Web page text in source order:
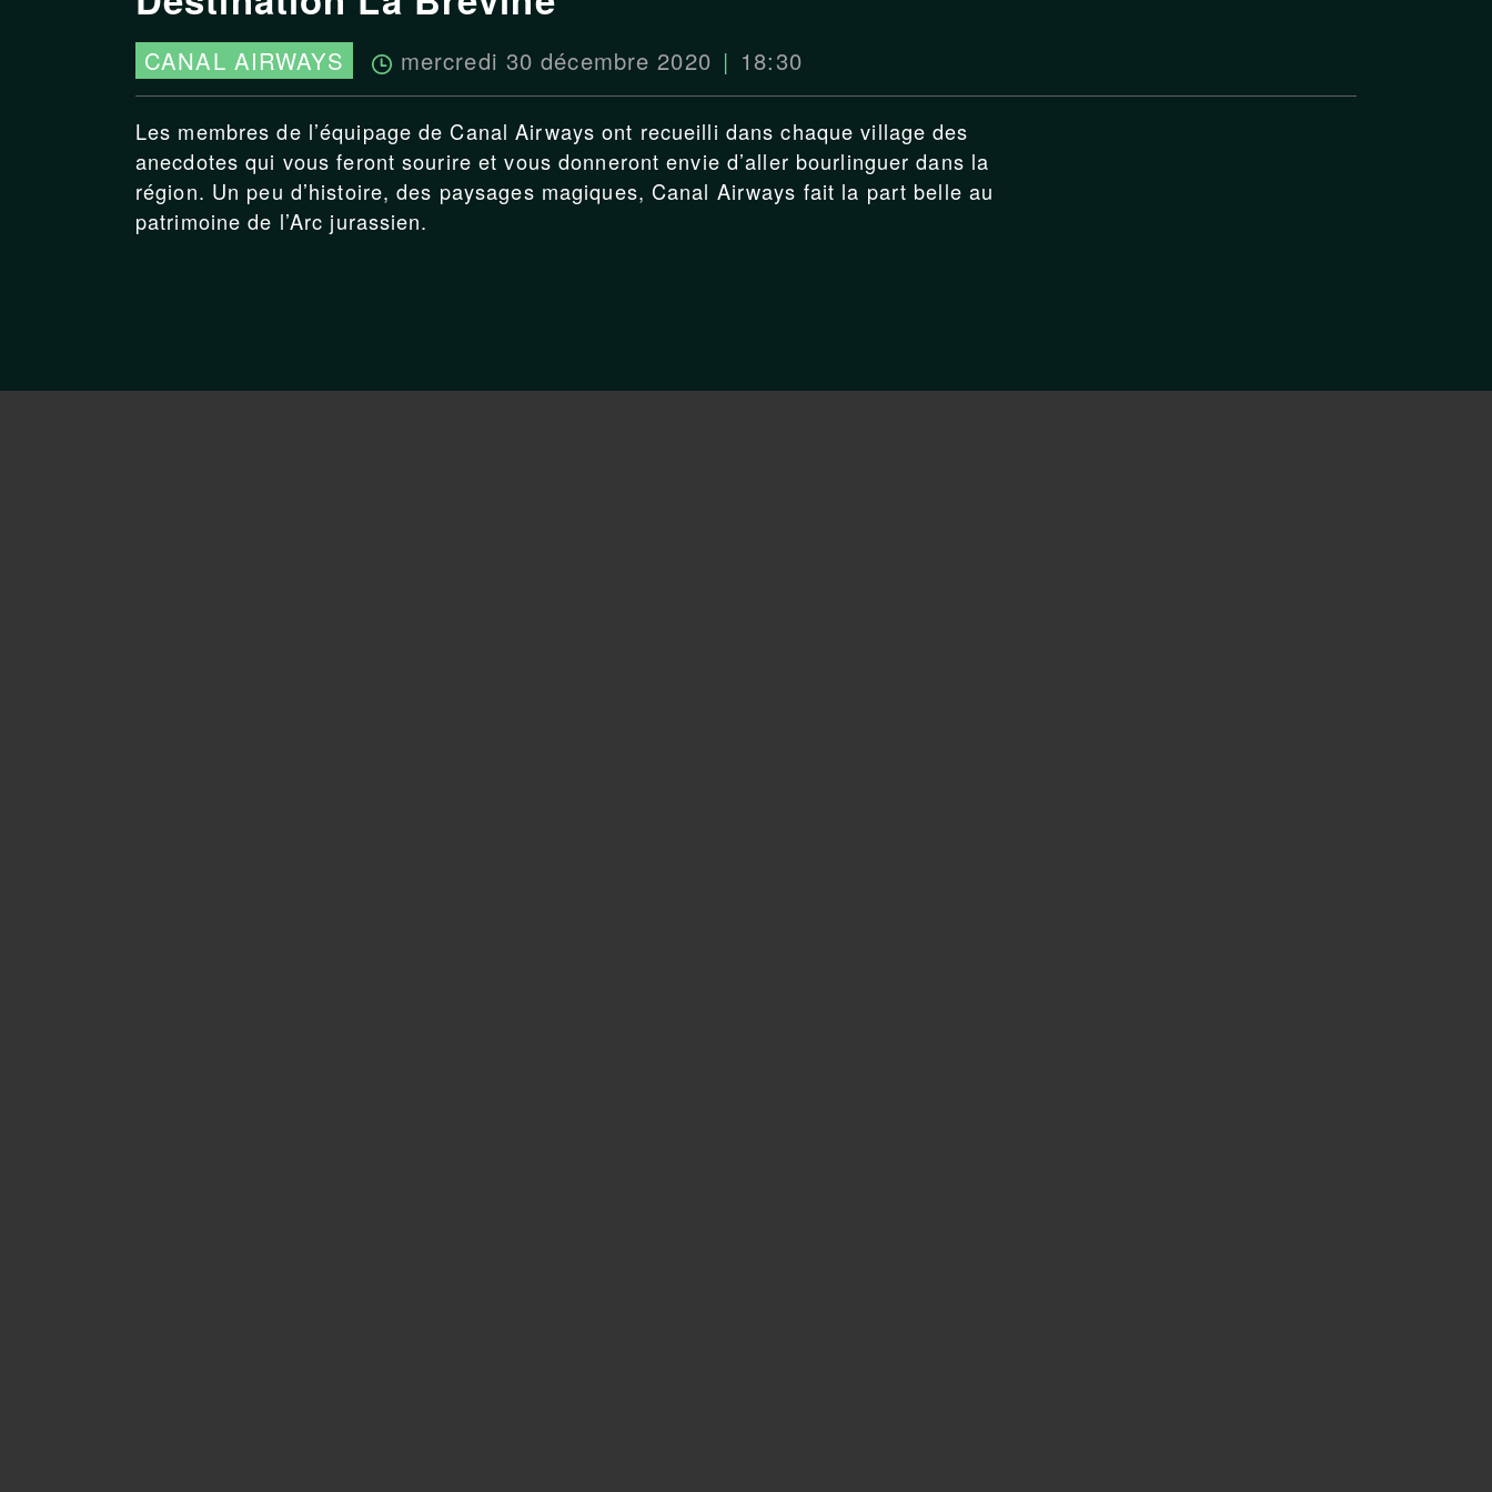
CANAL AIRWAYS mercredi 30 décembre 2020 18:30
Les membres de l’équipage de Canal Airways ont recueilli dans chaque village des
anecdotes qui vous feront sourire et vous donneront envie d’aller bourlinguer dans la
région. Un peu d’histoire, des paysages magiques, Canal Airways fait la part belle au
patrimoine de l’Arc jurassien.